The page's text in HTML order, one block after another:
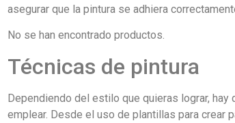
asegurar que la pintura se adhiera
No se han encontrado productos.
Técnicas de pintura
Dependiendo del estilo que quieras lograr,
emplear. Desde el uso de plantillas para crear